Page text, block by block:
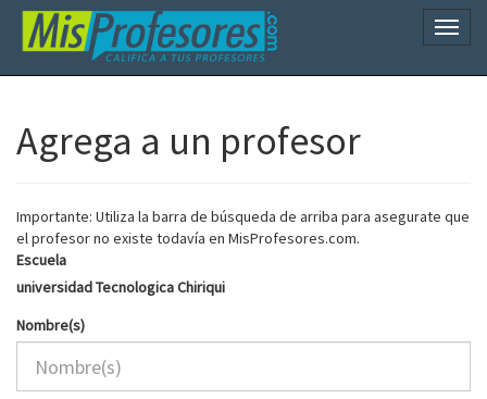
Agrega a un profesor
Importante: Utiliza la barra de búsqueda de arriba para asegurate que
el profesor no existe todavía en MisProfesores.com.
Escuela
universidad Tecnologica Chiriqui
Nombre(s)